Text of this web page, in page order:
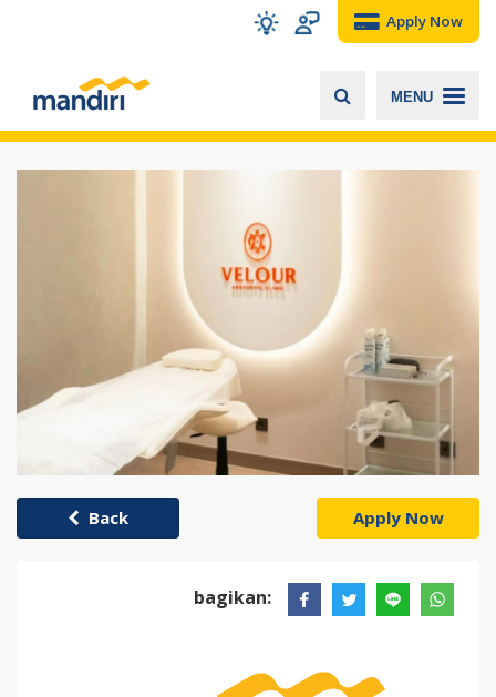
Apply Now
MENU
Back Apply Now
bagikan: